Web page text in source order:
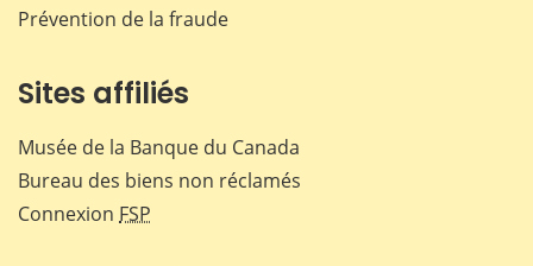
Prévention de la fraude
Sites affiliés
Musée de la Banque du Canada
Bureau des biens non réclamés
Connexion FSP